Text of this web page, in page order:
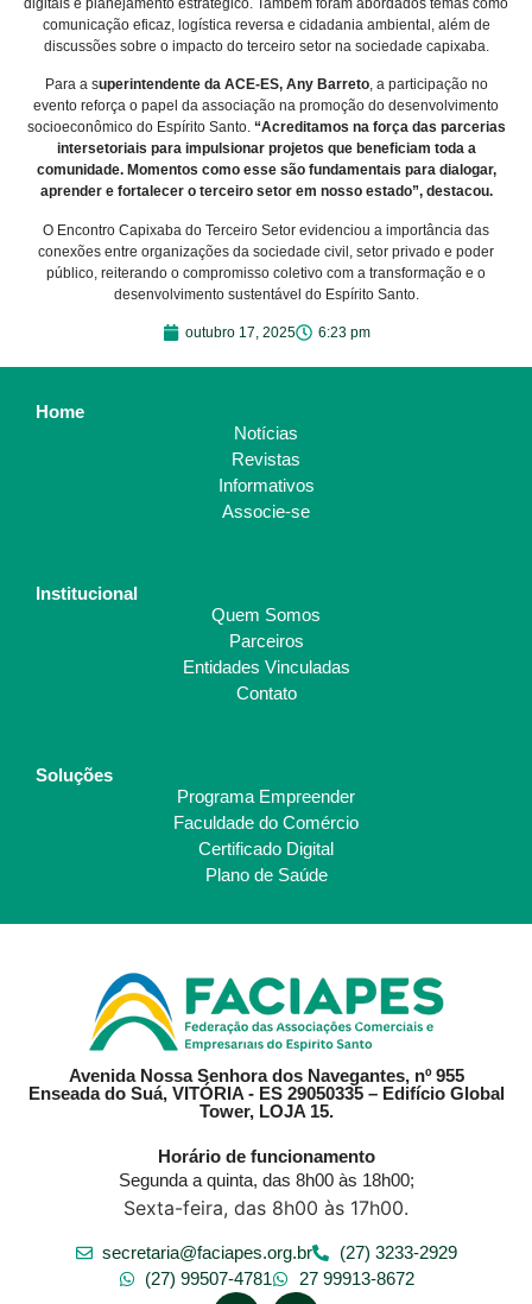
digitais e planejamento estratégico. Também foram abordados temas como
comunicação eficaz, logística reversa e cidadania ambiental, além de
discussões sobre o impacto do terceiro setor na sociedade capixaba.
Para a superintendente da ACE-ES, Any Barreto, a participação no
evento reforça o papel da associação na promoção do desenvolvimento
socioeconômico do Espírito Santo.“Acreditamos na força das parcerias
intersetoriais para impulsionar projetos que beneficiam toda a
comunidade. Momentos como esse são fundamentais para dialogar,
aprender e fortalecer o terceiro setor em nosso estado”, destacou.
O Encontro Capixaba do Terceiro Setor evidenciou a importância das
conexões entre organizações da sociedade civil, setor privado e poder
público, reiterando o compromisso coletivo com a transformação e o
desenvolvimento sustentável do Espírito Santo.
outubro 17, 2025 6:23 pm
Home
Notícias
Revistas
Informativos
Associe-se
Institucional
Quem Somos
Parceiros
Entidades Vinculadas
Contato
Soluções
Programa Empreender
Faculdade do Comércio
Certificado Digital
Plano de Saúde
Avenida Nossa Senhora dos Navegantes, nº 955
Enseada do Suá, VITÓRIA - ES 29050335 – Edifício Global
Tower, LOJA 15.
Horário de funcionamento
Segunda a quinta, das 8h00 às 18h00;
Sexta-feira, das 8h00 às 17h00.
secretaria@faciapes.org.br
(27) 3233-2929
(27) 99507-4781
27 99913-8672